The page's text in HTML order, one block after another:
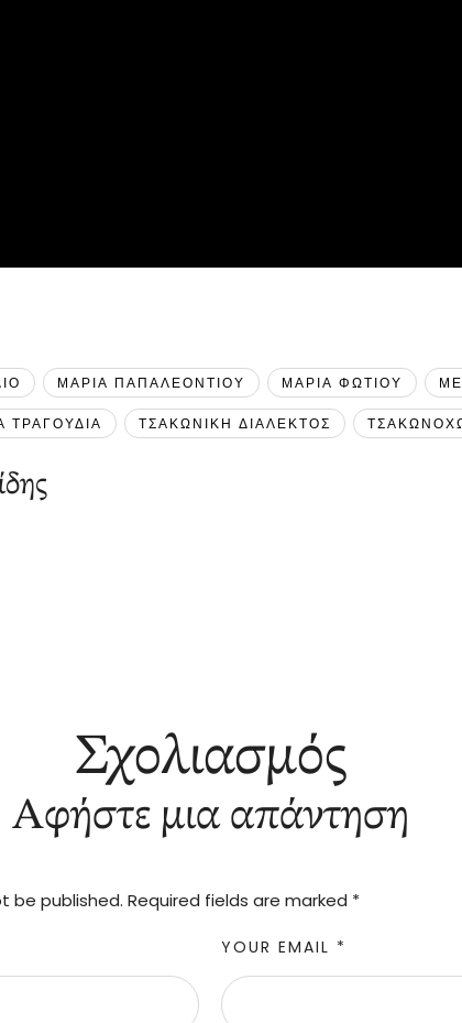
ΜΑΡΙΑ ΠΑΠΑΛΕΟΝΤΙΟΥ ΜΑΡΙΑ ΦΩΤΙΟΥ
ΤΡΑΓΟΥΔΙΑ ΤΣΑΚΩΝΙΚΗ ΔΙΑΛΕΚΤΟΣ
Σχολιασμός
Αφήστε μια απάντηση
be published. Required fields are marked *
YOUR EMAIL *